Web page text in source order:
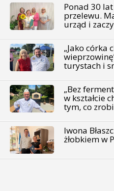
Ponad 30
przelewu.
urząd i
„Jako córka
turystach i
„Bez
w kształcie
tym, co
Iwona
żłobkiem w